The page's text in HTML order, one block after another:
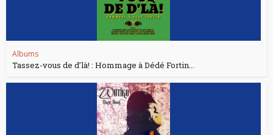
Albums
Tassez-vous de d’là! : Hommage à Dédé Fortin...